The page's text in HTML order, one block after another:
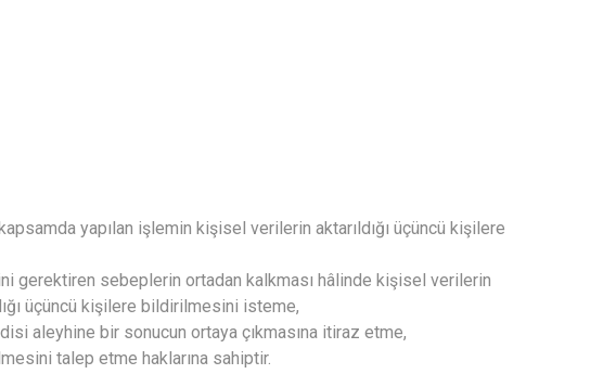
yapılan işlemin kişisel verilerin aktarıldığı üçüncü kişilere
gerektiren sebeplerin ortadan kalkması hâlinde kişisel verilerin
üçüncü kişilere bildirilmesini isteme,
aleyhine bir sonucun ortaya çıkmasına itiraz etme,
talep etme haklarına sahiptir.